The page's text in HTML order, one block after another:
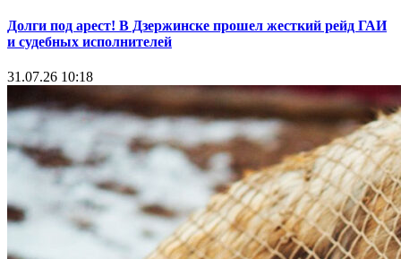
Долги под арест! В Дзержинске прошел жесткий рейд ГАИ
и судебных исполнителей
31.07.26 10:18